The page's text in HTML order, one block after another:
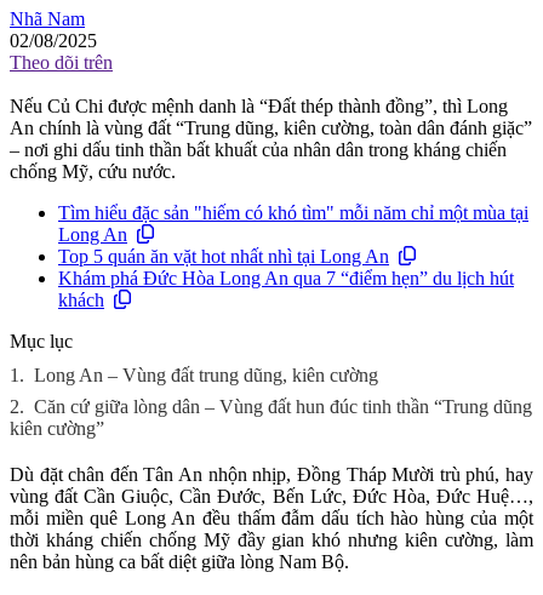
Nhã Nam
02/08/2025
Theo dõi trên
Nếu Củ Chi được mệnh danh là “Đất thép thành đồng”, thì Long
An chính là vùng đất “Trung dũng, kiên cường, toàn dân đánh giặc”
– nơi ghi dấu tinh thần bất khuất của nhân dân trong kháng chiến
chống Mỹ, cứu nước.
Tìm hiểu đặc sản "hiếm có khó tìm" mỗi năm chỉ một mùa tại
Long An
Top 5 quán ăn vặt hot nhất nhì tại Long An
Khám phá Đức Hòa Long An qua 7 “điểm hẹn” du lịch hút
khách
Mục lục
1. Long An – Vùng đất trung dũng, kiên cường
2. Căn cứ giữa lòng dân – Vùng đất hun đúc tinh thần “Trung dũng
kiên cường”
Dù đặt chân đến Tân An nhộn nhịp, Đồng Tháp Mười trù phú, hay
vùng đất Cần Giuộc, Cần Đước, Bến Lức, Đức Hòa, Đức Huệ…,
mỗi miền quê Long An đều thấm đẫm dấu tích hào hùng của một
thời kháng chiến chống Mỹ đầy gian khó nhưng kiên cường, làm
nên bản hùng ca bất diệt giữa lòng Nam Bộ.